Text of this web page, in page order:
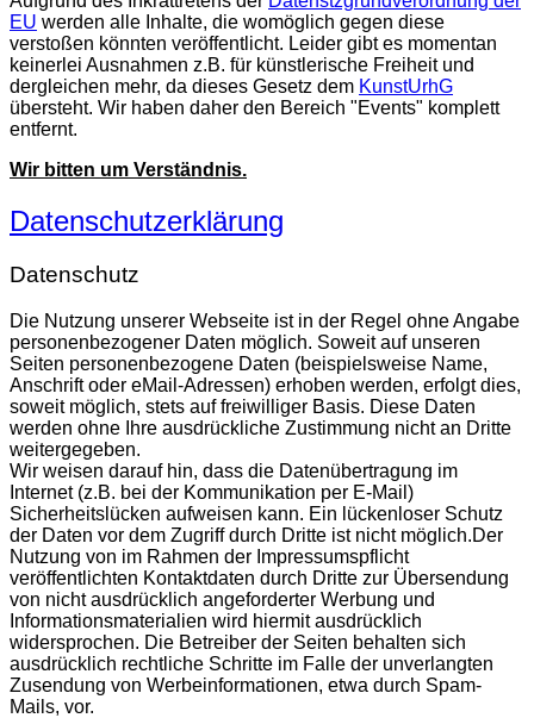
EU werden alle Inhalte, die womöglich gegen diese
verstoßen könnten veröffentlicht. Leider gibt es momentan
keinerlei Ausnahmen z.B. für künstlerische Freiheit und
dergleichen mehr, da dieses Gesetz dem KunstUrhG
übersteht. Wir haben daher den Bereich "Events" komplett
entfernt.
Wir bitten um Verständnis.
Datenschutzerklärung
Datenschutz
Die Nutzung unserer Webseite ist in der Regel ohne Angabe
personenbezogener Daten möglich. Soweit auf unseren
Seiten personenbezogene Daten (beispielsweise Name,
Anschrift oder eMail-Adressen) erhoben werden, erfolgt dies,
soweit möglich, stets auf freiwilliger Basis. Diese Daten
werden ohne Ihre ausdrückliche Zustimmung nicht an Dritte
weitergegeben.
Wir weisen darauf hin, dass die Datenübertragung im
Internet (z.B. bei der Kommunikation per E-Mail)
Sicherheitslücken aufweisen kann. Ein lückenloser Schutz
der Daten vor dem Zugriff durch Dritte ist nicht möglich.Der
Nutzung von im Rahmen der Impressumspflicht
veröffentlichten Kontaktdaten durch Dritte zur Übersendung
von nicht ausdrücklich angeforderter Werbung und
Informationsmaterialien wird hiermit ausdrücklich
widersprochen. Die Betreiber der Seiten behalten sich
ausdrücklich rechtliche Schritte im Falle der unverlangten
Zusendung von Werbeinformationen, etwa durch Spam-
Mails, vor.